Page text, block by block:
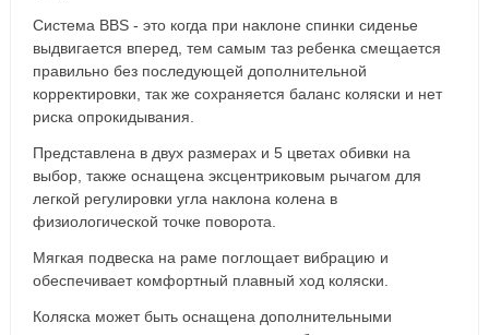
Система BBS - это когда при наклоне спинки сиденье
выдвигается вперед, тем самым таз ребенка смещается
правильно без последующей дополнительной
корректировки, так же сохраняется баланс коляски и нет
риска опрокидывания.
Представлена в двух размерах и 5 цветах обивки на
выбор, также оснащена эксцентриковым рычагом для
легкой регулировки угла наклона колена в
физиологической точке поворота.
Мягкая подвеска на раме поглощает вибрацию и
обеспечивает комфортный плавный ход коляски.
Коляска может быть оснащена дополнительными